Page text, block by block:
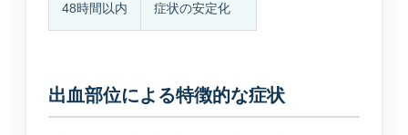
デイサービスすずかぜ
デイサービスなぎさ
山居町併設の新デイサービス
48時間以内 症状の安定化
出血部位による特徴的な症状